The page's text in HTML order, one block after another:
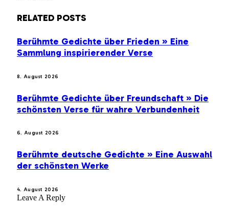
RELATED POSTS
Berühmte Gedichte über Frieden » Eine
Sammlung inspirierender Verse
8. August 2026
Berühmte Gedichte über Freundschaft » Die
schönsten Verse für wahre Verbundenheit
6. August 2026
Berühmte deutsche Gedichte » Eine Auswahl
der schönsten Werke
4. August 2026
Leave A Reply